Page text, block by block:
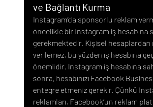
ve Bağlantı Kurma
Instagram’da sponsorlu reklam
öncelikle bir Instagram iş hesabına
gerekmektedir. Kişisel hesaplardan
verilemez, bu yüzden iş hesabına
önemlidir. Instagram iş hesabına
sonra, hesabınızı Facebook
entegre etmeniz gerekir. Çünkü
reklamları, Facebook’un reklam